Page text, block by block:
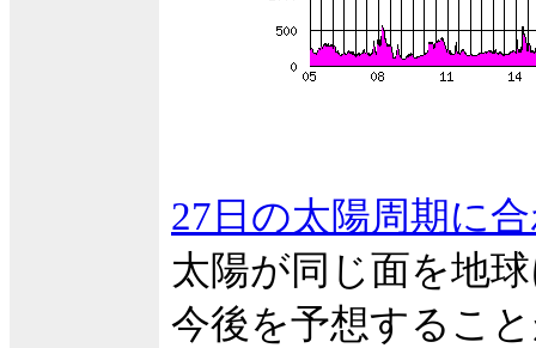
27日の太陽周期に
太陽が同じ面を地
今後を予想するこ